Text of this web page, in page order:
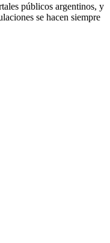
públicos argentinos, y
se hacen siempre